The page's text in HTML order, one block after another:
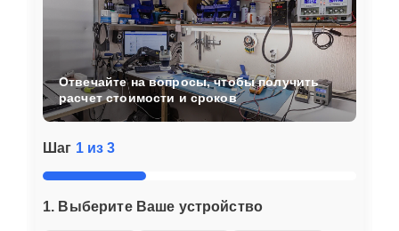
Шаг 1 из 3
1. Выберите Ваше устройство
Отвечайте на вопросы, чтобы получить
расчет стоимости и сроков